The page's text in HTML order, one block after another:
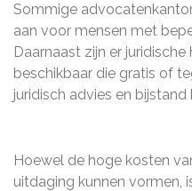
Sommige
aan voor mensen met
Daarnaast zijn er juridische
beschikbaar die gratis of
juridisch advies en bijstand
Hoewel de hoge kosten
uitdaging kunnen vormen,